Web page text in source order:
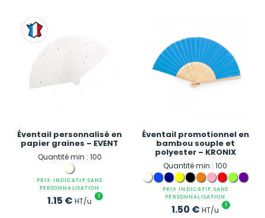
Éventail personnalisé en
papier graines – EVENT
Quantité min : 100
PRIX INDICATIF SANS
PERSONNALISATION
1.15 € HT/u ?
Éventail promotionnel en
bambou souple et
polyester – KRONIX
Quantité min : 100
PRIX INDICATIF SANS
PERSONNALISATION
1.50 € HT/u ?